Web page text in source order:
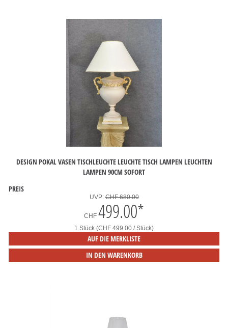
DESIGN POKAL VASEN TISCHLEUCHTE LEUCHTE TISCH LAMPEN LEUCHTEN
LAMPEN 90CM SOFORT
PREIS
UVP:CHF 680.00
CHF 499.00*
1 Stück (CHF 499.00 / Stück)
AUF DIE MERKLISTE
IN DEN WARENKORB